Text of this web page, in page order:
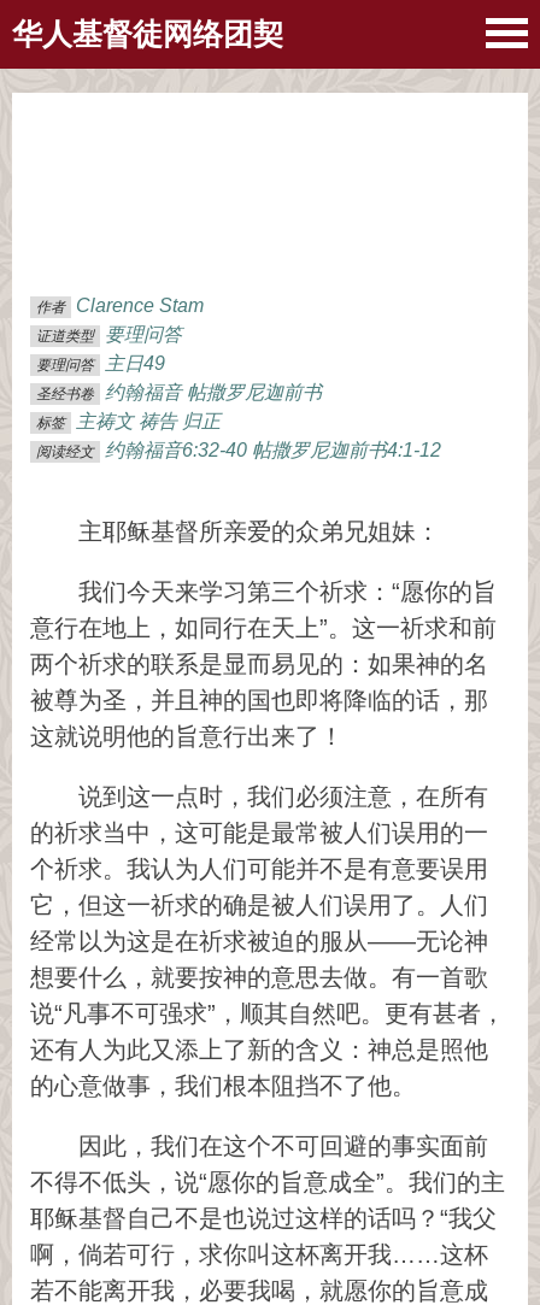
华人基督徒网络团契
作者 Clarence Stam
证道类型 要理问答
要理问答 主日49
圣经书卷 约翰福音 帖撒罗尼迦前书
标签 主祷文 祷告 归正
阅读经文 约翰福音6:32-40 帖撒罗尼迦前书4:1-12
主耶稣基督所亲爱的众弟兄姐妹：
我们今天来学习第三个祈求：“愿你的旨
意行在地上，如同行在天上”。这一祈求和前
两个祈求的联系是显而易见的：如果神的名
被尊为圣，并且神的国也即将降临的话，那
这就说明他的旨意行出来了！
说到这一点时，我们必须注意，在所有
的祈求当中，这可能是最常被人们误用的一
个祈求。我认为人们可能并不是有意要误用
它，但这一祈求的确是被人们误用了。人们
经常以为这是在祈求被迫的服从——无论神
想要什么，就要按神的意思去做。有一首歌
说“凡事不可强求”，顺其自然吧。更有甚者，
还有人为此又添上了新的含义：神总是照他
的心意做事，我们根本阻挡不了他。
因此，我们在这个不可回避的事实面前
不得不低头，说“愿你的旨意成全”。我们的主
耶稣基督自己不是也说过这样的话吗？“我父
啊，倘若可行，求你叫这杯离开我……这杯
若不能离开我，必要我喝，就愿你的旨意成